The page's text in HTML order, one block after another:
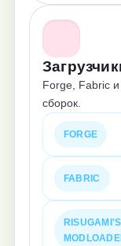
Forge, Fabric
сборок.
FORGE
FABRIC
RISUGAMI'S